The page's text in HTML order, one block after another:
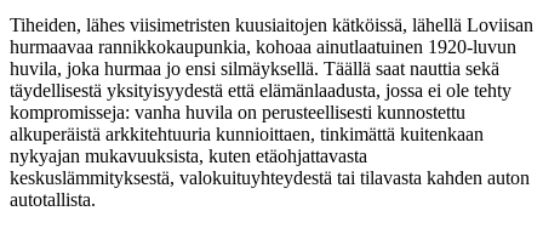
Tiheiden, lähes viisimetristen kuusiaitojen kätköissä, lähellä Loviisan
hurmaavaa rannikkokaupunkia, kohoaa ainutlaatuinen 1920-luvun
huvila, joka hurmaa jo ensi silmäyksellä. Täällä saat nauttia sekä
täydellisestä yksityisyydestä että elämänlaadusta, jossa ei ole tehty
kompromisseja: vanha huvila on perusteellisesti kunnostettu
alkuperäistä arkkitehtuuria kunnioittaen, tinkimättä kuitenkaan
nykyajan mukavuuksista, kuten etäohjattavasta
keskuslämmityksestä, valokuituyhteydestä tai tilavasta kahden auton
autotallista.